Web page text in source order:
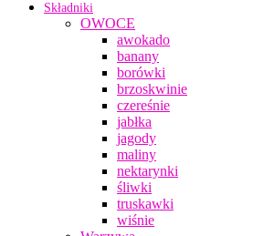
Składniki
OWOCE
awokado
banany
borówki
brzoskwinie
czereśnie
jabłka
jagody
maliny
nektarynki
śliwki
truskawki
wiśnie